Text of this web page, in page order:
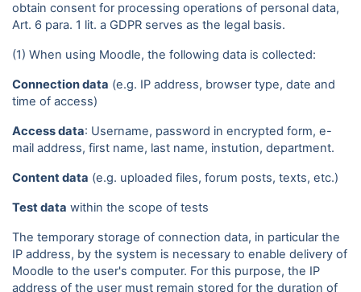
obtain consent for processing operations of personal data,
Art. 6 para. 1 lit. a GDPR serves as the legal basis.
(1) When using Moodle, the following data is collected:
Connection data (e.g. IP address, browser type, date and
time of access)
Access data: Username, password in encrypted form, e-
mail address, first name, last name, instution, department.
Content data (e.g. uploaded files, forum posts, texts, etc.)
Test data within the scope of tests
The temporary storage of connection data, in particular the
IP address, by the system is necessary to enable delivery of
Moodle to the user's computer. For this purpose, the IP
address of the user must remain stored for the duration of